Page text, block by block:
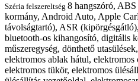
Széria felszereltség 8 hangszóró,
kormány, Android Auto, Apple
távolságtartó), ASR
bluetooth-os kihangosító, digitális
műszeregység, dönthető
elektromos ablak hátul, elektromos
elektromos tükör, elektromos